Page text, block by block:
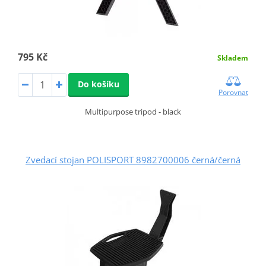
795 Kč Skladem
Do košíku
Porovnat
Multipurpose tripod - black
Zvedací stojan POLISPORT 8982700006 černá/černá